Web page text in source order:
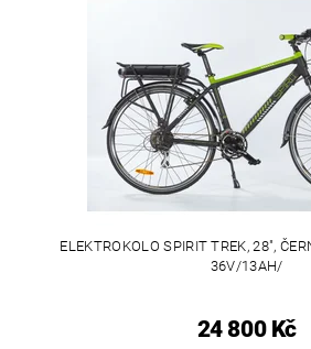
ELEKTROKOLO SPIRIT TREK, 28",
36V/13AH/
24 800 Kč